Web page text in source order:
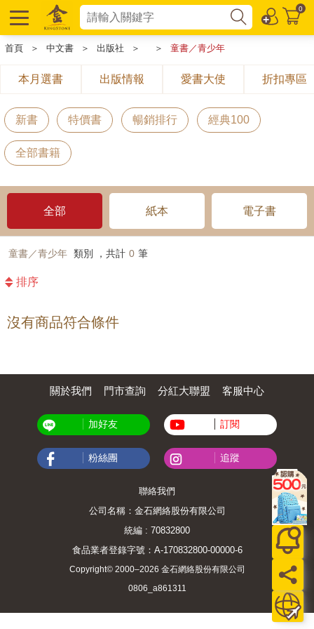
0
首頁 ＞ 中文書 ＞ 出版社 ＞ ＞ 童書／青少年
本月選書 出版情報 愛書大使 折扣專區
新書 特價書 暢銷排行 經典100
全部書籍
全部 紙本 電子書
童書／青少年 類別 ，共計 0 筆
排序
沒有商品符合條件
關於我們 門市查詢 分紅大聯盟 客服中心
加好友 訂閱
粉絲團 追蹤
聯絡我們
公司名稱：金石網絡股份有限公司
統編 : 70832800
食品業者登錄字號：A-170832800-00000-6
Copyright© 2000–2026 金石網絡股份有限公司
0806_a861311